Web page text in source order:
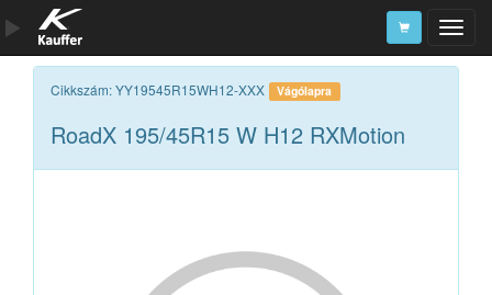
Szerszámkatalógus
Kosár
Alkatrészek
Cikkszám: YY19545R15WH12-XXX Vágólapra
RoadX 195/45R15 W H12 RXMotion